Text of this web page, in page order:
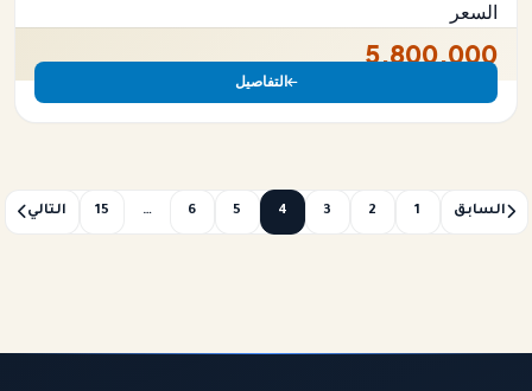
السعر
5,800,000
التفاصيل
السابق 1
2
3
4
5
6
…
15 التالي